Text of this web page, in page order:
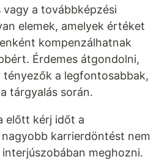
a továbbképzési
elemek, amelyek értéket
kompenzálhatnak
Érdemes átgondolni,
tényezők a legfontosabbak,
tárgyalás során.
előtt kérj időt a
karrierdöntést nem
meghozni.